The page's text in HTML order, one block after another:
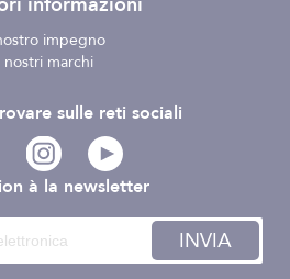
impegno
nostri marchi
à la newsletter
INVIA
sulle reti sociali